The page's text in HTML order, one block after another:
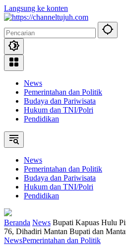
Langsung ke konten
News
Pemerintahan dan Politik
Budaya dan Pariwisata
Hukum dan TNI/Polri
Pendidikan
News
Pemerintahan dan Politik
Budaya dan Pariwisata
Hukum dan TNI/Polri
Pendidikan
Beranda News Bupati Kapuas Hulu
76, Dihadiri Mantan Bupati dan
NewsPemerintahan dan Politik